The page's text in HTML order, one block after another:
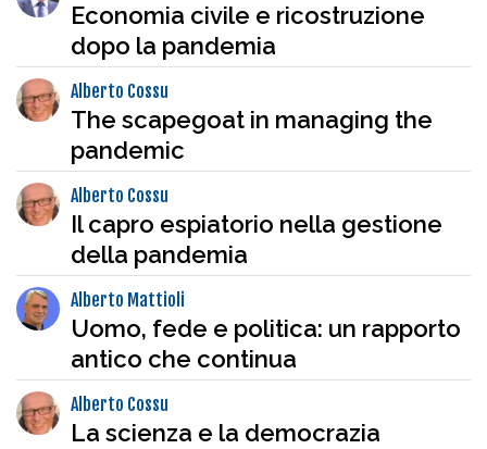
Economia civile e ricostruzione
dopo la pandemia
Alberto Cossu
The scapegoat in managing the
pandemic
Alberto Cossu
Il capro espiatorio nella gestione
della pandemia
Alberto Mattioli
Uomo, fede e politica: un rapporto
antico che continua
Alberto Cossu
La scienza e la democrazia